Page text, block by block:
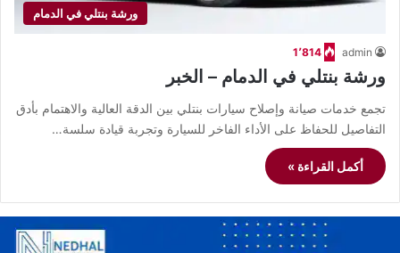
ورشة بنتلي في الدمام
admin 1٬814
ورشة بنتلي في الدمام – الخبر
تجمع خدمات صيانة وإصلاح سيارات بنتلي بين الدقة العالية والاهتمام بأدق
التفاصيل للحفاظ على الأداء الفاخر للسيارة وتجربة قيادة سلسة…
أكمل القراءة »